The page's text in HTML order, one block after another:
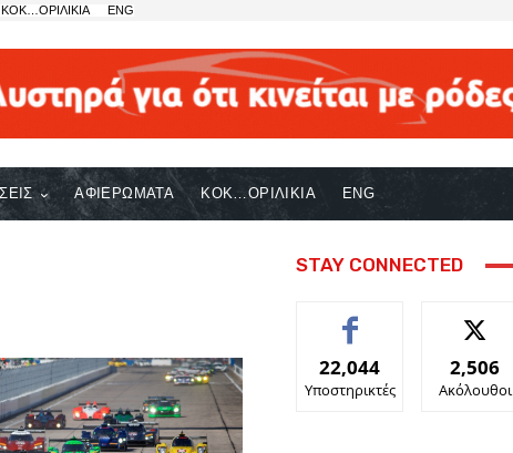
ΚΟΚ…ΟΡΙΛΙΚΙΑ ENG
ΑΦΙΕΡΩΜΑΤΑ ΚΟΚ…ΟΡΙΛΙΚΙΑ ENG
STAY CONNECTED
22,044
Υποστηρικτές
2,506
Ακόλουθοι